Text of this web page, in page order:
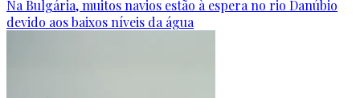
Na Bulgária, muitos navios estão à espera no rio Danúbio
devido aos baixos níveis da água